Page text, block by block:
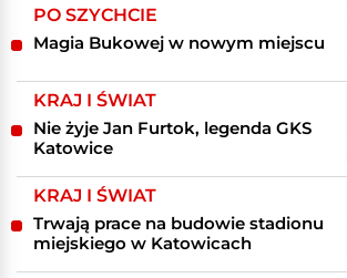
PO SZYCHCIE
Magia Bukowej w nowym miejscu
KRAJ I ŚWIAT
Nie żyje Jan Furtok, legenda GKS
Katowice
KRAJ I ŚWIAT
Trwają prace na budowie stadionu
miejskiego w Katowicach